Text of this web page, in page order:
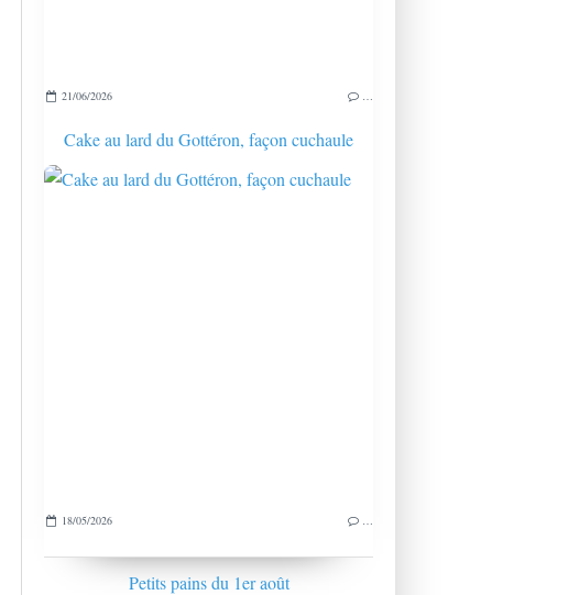
21/06/2026 …
Cake au lard du Gottéron, façon cuchaule
18/05/2026 …
Petits pains du 1er août